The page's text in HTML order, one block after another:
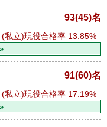
93(45)名
(私立)現役合格率 13.85%
91(60)名
(私立)現役合格率 17.19%